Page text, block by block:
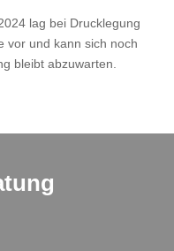
lag bei Drucklegung
vor und kann sich noch
bleibt abzuwarten.